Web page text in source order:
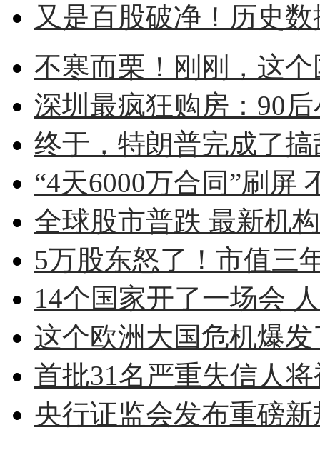
又是百股破净！历史
不寒而栗！刚刚，这
深圳最疯狂购房：90
终于，特朗普完成了
“4天6000万合同”刷屏
全球股市普跌 最新机
5万股东怒了！市值三
14个国家开了一场会
这个欧洲大国危机爆
首批31名严重失信人
央行证监会发布重磅